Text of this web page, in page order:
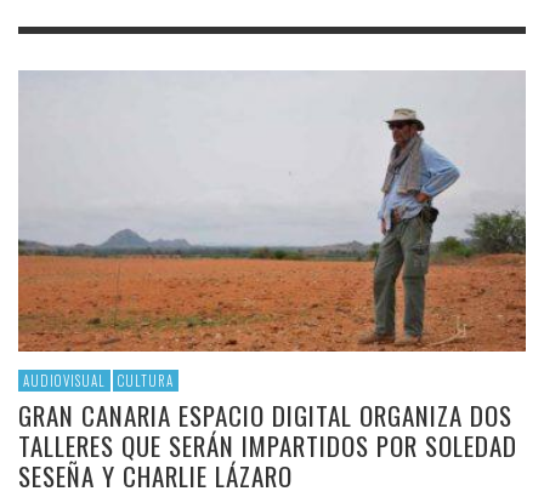
AUDIOVISUAL CULTURA
GRAN CANARIA ESPACIO DIGITAL ORGANIZA DOS
TALLERES QUE SERÁN IMPARTIDOS POR SOLEDAD
SESEÑA Y CHARLIE LÁZARO